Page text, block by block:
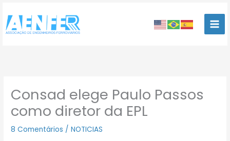
para
conteúdo
Consad elege Paulo Passos
como diretor da EPL
8 Comentários /NOTICIAS